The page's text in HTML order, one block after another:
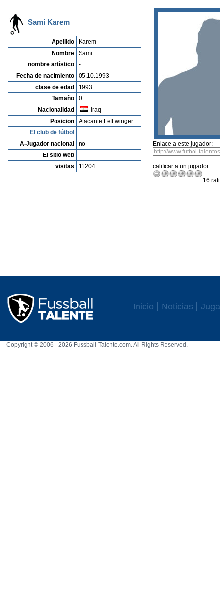
Sami Karem
Apellido
Karem
Nombre
Sami
nombre artístico
-
Fecha de nacimiento
05.10.1993
clase de edad
1993
Tamaño
0
Nacionalidad
Iraq
Posicion
Atacante,Left winger
El club de fútbol
A-Jugador nacional
no
El sitio web
-
visitas
11204
Enlace a este jugador:
calificar a un jugador:
16
Inicio Noticias
Copyright © 2006 - 2026 Fussball-Talente.com. All Rights Reserved.